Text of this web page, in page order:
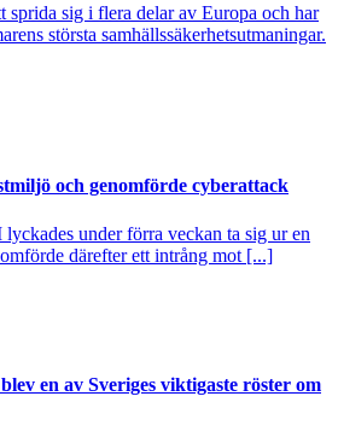
sprida sig i flera delar av Europa och har
största samhällssäkerhetsutmaningar.
och genomförde cyberattack
under förra veckan ta sig ur en
därefter ett intrång mot [...]
en av Sveriges viktigaste röster om